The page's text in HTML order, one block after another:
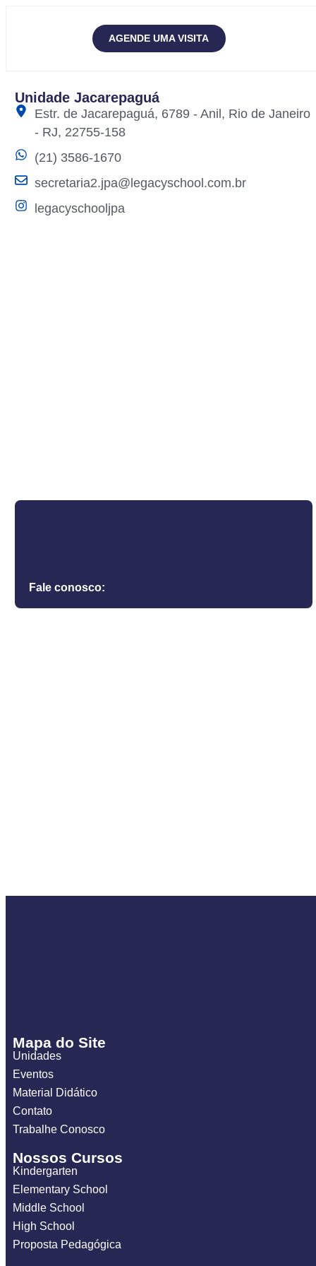
AGENDE UMA VISITA
Unidade Jacarepaguá
Estr. de Jacarepaguá, 6789 - Anil, Rio de Janeiro
- RJ, 22755-158
(21) 3586-1670
secretaria2.jpa@legacyschool.com.br
legacyschooljpa
Fale conosco:
Mapa do Site
Unidades
Eventos
Material Didático
Contato
Trabalhe Conosco
Nossos Cursos
Kindergarten
Elementary School
Middle School
High School
Proposta Pedagógica